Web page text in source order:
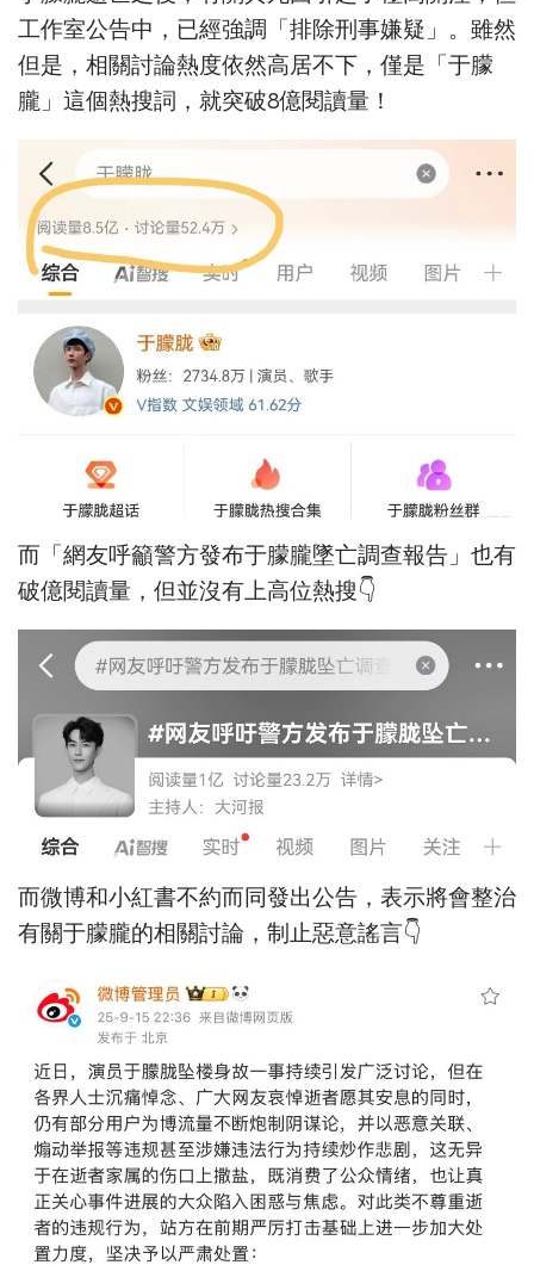
工作室公告中，已經強調「排除刑事嫌疑」。雖然
但是，相關討論熱度依然高居不下，僅是「于朦
朧」這個熱搜詞，就突破8億閱讀量！
而「網友呼籲警方發布于朦朧墜亡調查報告」也有
破億閱讀量，但並沒有上高位熱搜👇
而微博和小紅書不約而同發出公告，表示將會整治
有關于朦朧的相關討論，制止惡意謠言👇